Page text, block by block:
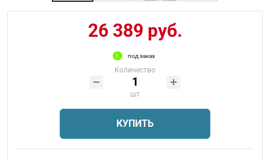
26 389 руб.
под заказ
Количество
шт
КУПИТЬ